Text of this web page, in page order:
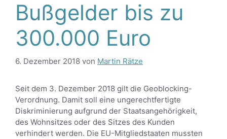
Bußgelder bis zu
300.000 Euro
6. Dezember 2018 von Martin Rätze
Seit dem 3. Dezember 2018 gilt die Geoblocking-
Verordnung. Damit soll eine ungerechtfertigte
Diskriminierung aufgrund der Staatsangehörigkeit,
des Wohnsitzes oder des Sitzes des Kunden
verhindert werden. Die EU-Mitgliedstaaten mussten